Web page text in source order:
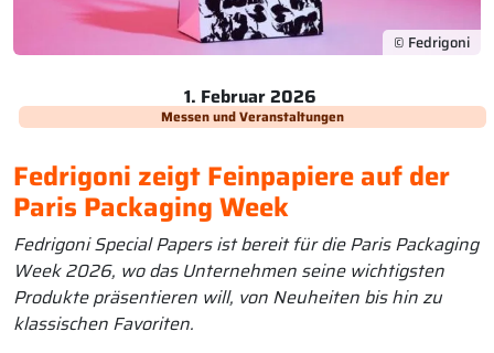
© Fedrigoni
1. Februar 2026
Messen und Veranstaltungen
Fedrigoni zeigt Feinpapiere auf der
Paris Packaging Week
Fedrigoni Special Papers ist bereit für die Paris Packaging
Week 2026, wo das Unternehmen seine wichtigsten
Produkte präsentieren will, von Neuheiten bis hin zu
klassischen Favoriten.